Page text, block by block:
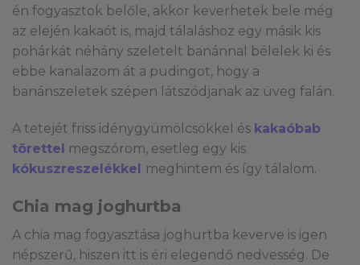
én fogyasztok belőle, akkor keverhetek bele még
az elején kakaót is, majd tálaláshoz egy másik kis
pohárkát néhány szeletelt banánnal bélelek ki és
ebbe kanalazom át a pudingot, hogy a
banánszeletek szépen látszódjanak az üveg falán.
A tetejét friss idénygyümölcsökkel és kakaóbab
törettel megszórom, esetleg egy kis
kókuszreszelékkel meghintem és így tálalom.
Chia mag joghurtba
A chia mag fogyasztása joghurtba keverve is igen
népszerű, hiszen itt is éri elegendő nedvesség. De